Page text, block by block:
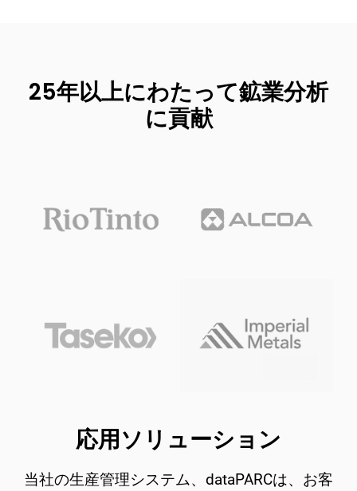
25年以上にわたって鉱業分析
に貢献
応用ソリューション
当社の生産管理システム、dataPARCは、お客